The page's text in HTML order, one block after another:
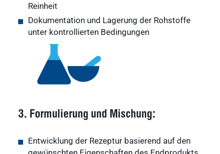
Reinheit
Dokumentation und Lagerung der Rohstoffe
unter kontrollierten Bedingungen
3. Formulierung und Mischung:
Entwicklung der Rezeptur basierend auf den